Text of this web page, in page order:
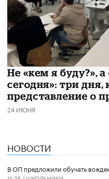
Не «кем я буду?»,
сегодня»: три
представление о
24 ИЮНЯ
НОВОСТИ
В ОП предложили обучать